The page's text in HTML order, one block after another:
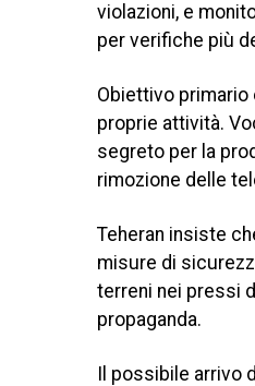
violazioni, e
per verifiche più
Obiettivo primario
proprie attività.
segreto per la
rimozione delle
Teheran insiste
misure di
terreni nei pressi
propaganda.
Il possibile arrivo